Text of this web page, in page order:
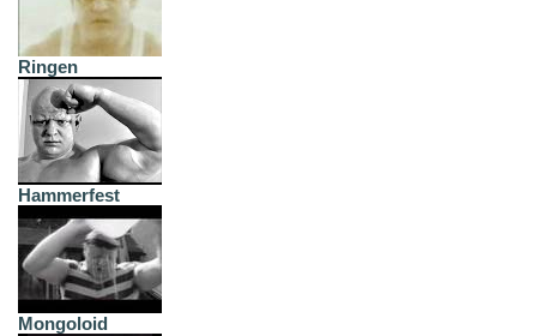
Ringen
Hammerfest
Mongoloid